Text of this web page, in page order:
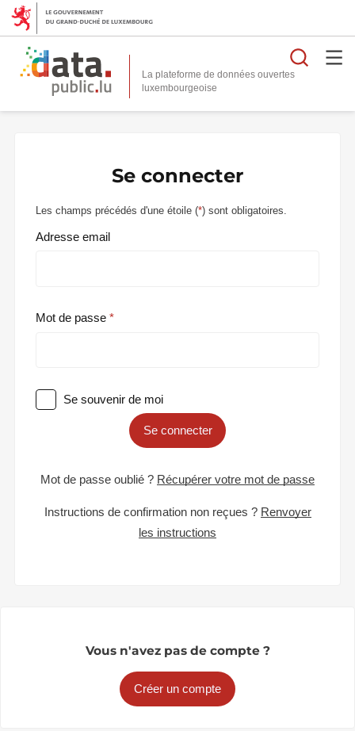
La plateforme de données ouvertes
Se connecter
Les champs précédés d'une étoile (*) sont obligatoires.
Adresse email
Mot de passe
Se souvenir de moi
Se connecter
Mot de passe oublié ? Récupérer votre mot de passe
Instructions de confirmation non reçues ? Renvoyer
les instructions
Vous n'avez pas de compte ?
Créer un compte